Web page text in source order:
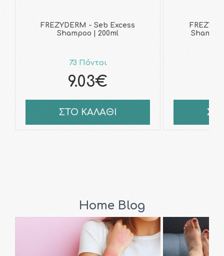
FREZYDERM - Seb Excess
Shampoo | 200ml
73 Πόντοι
9.03€
ΣΤΟ ΚΑΛΑΘΙ
Home Blog